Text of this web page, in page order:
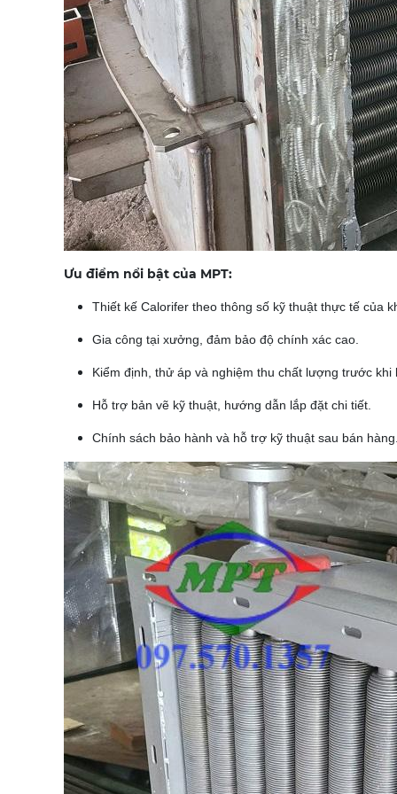
Ưu điểm nổi bật của MPT:
Thiết kế Calorifer theo thông số kỹ thuật thực tế của
Gia công tại xưởng, đảm bảo độ chính xác cao.
Kiểm định, thử áp và nghiệm thu chất lượng trước khi
Hỗ trợ bản vẽ kỹ thuật, hướng dẫn lắp đặt chi tiết.
Chính sách bảo hành và hỗ trợ kỹ thuật sau bán